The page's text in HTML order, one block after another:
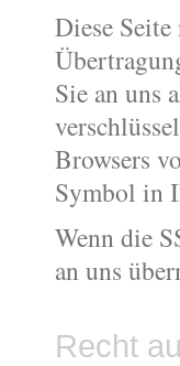
Diese
Sie an uns
Browsers
Symbol in
Wenn die
an uns
Recht